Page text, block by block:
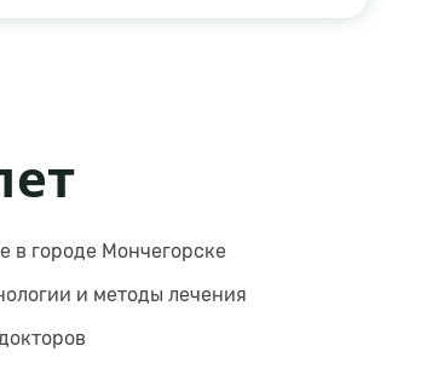
в городе Мончегорске
и методы лечения